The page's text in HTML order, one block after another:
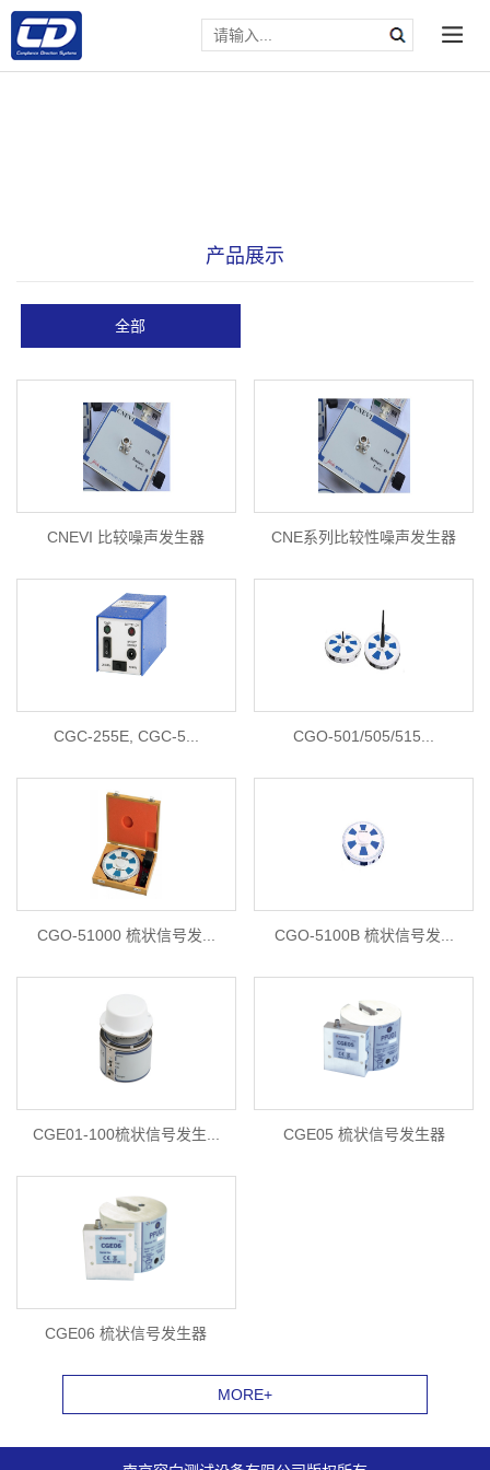
产品展示
全部
CNEVI 比较噪声发生器
CNE系列比较性噪声发生器
CGC-255E, CGC-5... CGO-501/505/515...
CGO-51000 梳状信号发... CGO-5100B 梳状信号发...
CGE01-100梳状信号发生... CGE05 梳状信号发生器
CGE06 梳状信号发生器